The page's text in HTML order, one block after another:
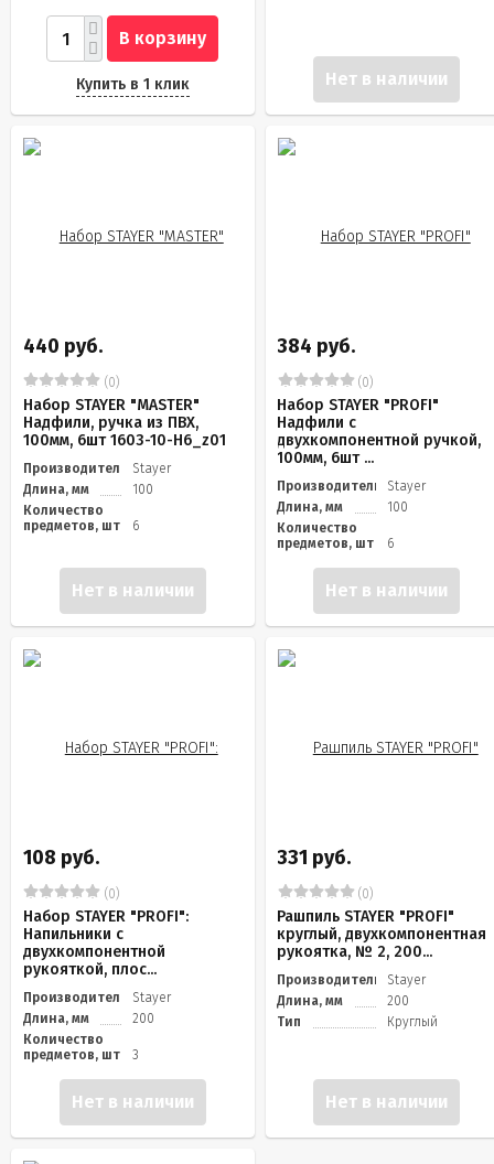
В корзину
Купить в 1 клик Нет в наличии
440 руб.
(0)
Набор STAYER "MASTER"
Надфили, ручка из ПВХ,
100мм, 6шт 1603-10-H6_z01
Производитель
Stayer
Длина, мм
100
Количество
предметов, шт
6
Нет в наличии
384 руб.
(0)
Набор STAYER "PROFI"
Надфили с
двухкомпонентной ручкой,
100мм, 6шт ...
Производитель
Stayer
Длина, мм
100
Количество
предметов, шт
6
Нет в наличии
108 руб.
(0)
Набор STAYER "PROFI":
Напильники с
двухкомпонентной
рукояткой, плос...
Производитель
Stayer
Длина, мм
200
Количество
предметов, шт
3
Нет в наличии
331 руб.
(0)
Рашпиль STAYER "PROFI"
круглый, двухкомпонентная
рукоятка, № 2, 200...
Производитель
Stayer
Длина, мм
200
Тип
Круглый
Нет в наличии